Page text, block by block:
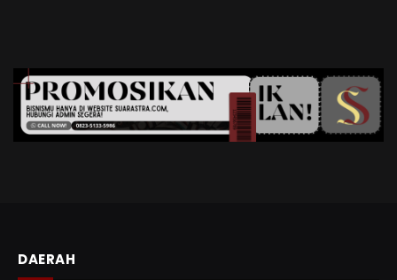
DAERAH